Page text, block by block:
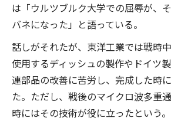
は「ウルツブルク大学での屈辱が、
バネになった」と語っている。
話しがそれたが、東洋工業では戦時
使用するディッシュの製作やドイツ
連部品の改善に苦労し、完成した時
た。ただし、戦後のマイクロ波多重
時にはその技術が役に立ったという。